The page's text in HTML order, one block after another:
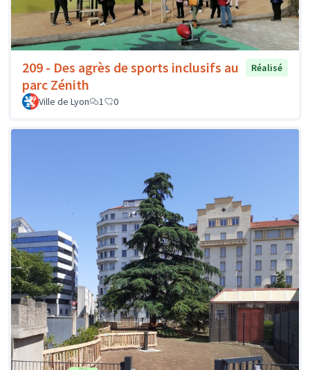
209 - Des agrès de sports inclusifs au
parc Zénith
Réalisé
Ville de Lyon 1 0